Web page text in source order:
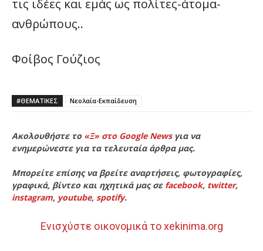
τις ιδέες και εμάς ως πολίτες-άτομα-
ανθρώπους..
Φοίβος Γούζιος
#ΘΕΜΑΤΙΚΈΣ Νεολαία-Εκπαίδευση
Ακολουθήστε το «Ξ» στο Google Newsγια να
ενημερώνεστε για τα τελευταία άρθρα μας.
Μπορείτε επίσης να βρείτε αναρτήσεις, φωτογραφίες,
γραφικά, βίντεο και ηχητικά μας σε facebook, twitter,
instagram, youtube, spotify.
Ενισχύστε οικονομικά το xekinima.org